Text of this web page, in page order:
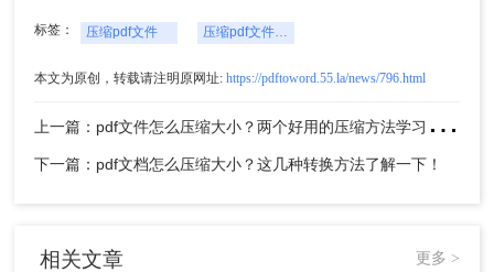
4、小编又选了一次缩小优先，压缩前的文件是
35.07M，压缩后是1.28M，压缩了96%的体积。
标签： 压缩pdf文件 压缩pdf文件大小
本文为原创，转载请注明原网址: https://pdftoword.55.la/news/796.html
上
一篇：pdf文件怎么压缩大小？两个好用的压缩方法学习一下！
下一篇：pdf文档怎么压缩大小？这几种转换方法了解一下！
相关文章 更多 >